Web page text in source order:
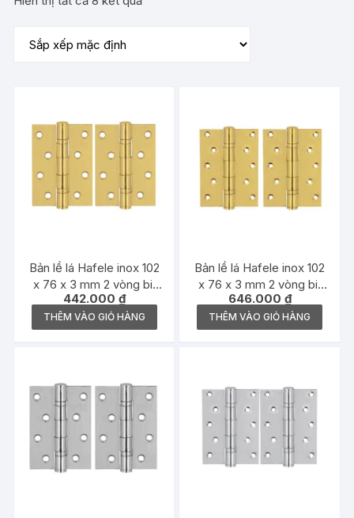
Bản lề lá Hafele inox 102
x 76 x 3 mm 2 vòng bi,
đồng bóng – 489.05.022
442.000 ₫
THÊM VÀO GIỎ HÀNG
Bản lề lá Hafele inox 102
x 76 x 3 mm 2 vòng bi,
đồng bóng – 489.05.024
646.000 ₫
THÊM VÀO GIỎ HÀNG